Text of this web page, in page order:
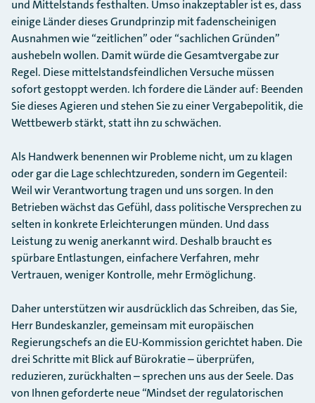
und Mittelstands festhalten. Umso inakzeptabler ist es, dass
einige Länder dieses Grundprinzip mit fadenscheinigen
Ausnahmen wie “zeitlichen” oder “sachlichen Gründen”
aushebeln wollen. Damit würde die Gesamtvergabe zur
Regel. Diese mittelstandsfeindlichen Versuche müssen
sofort gestoppt werden. Ich fordere die Länder auf: Beenden
Sie dieses Agieren und stehen Sie zu einer Vergabepolitik, die
Wettbewerb stärkt, statt ihn zu schwächen.
Als Handwerk benennen wir Probleme nicht, um zu klagen
oder gar die Lage schlechtzureden, sondern im Gegenteil:
Weil wir Verantwortung tragen und uns sorgen. In den
Betrieben wächst das Gefühl, dass politische Versprechen zu
selten in konkrete Erleichterungen münden. Und dass
Leistung zu wenig anerkannt wird. Deshalb braucht es
spürbare Entlastungen, einfachere Verfahren, mehr
Vertrauen, weniger Kontrolle, mehr Ermöglichung.
Daher unterstützen wir ausdrücklich das Schreiben, das Sie,
Herr Bundeskanzler, gemeinsam mit europäischen
Regierungschefs an die EU-Kommission gerichtet haben. Die
drei Schritte mit Blick auf Bürokratie – überprüfen,
reduzieren, zurückhalten – sprechen uns aus der Seele. Das
von Ihnen geforderte neue “Mindset der regulatorischen